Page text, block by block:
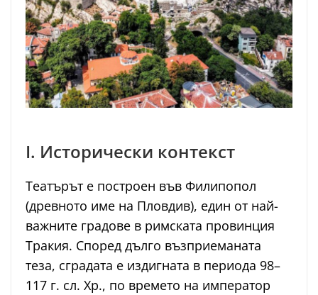
I. Исторически контекст
Театърът е построен във Филипопол
(древното име на Пловдив), един от най-
важните градове в римската провинция
Тракия. Според дълго възприеманата
теза, сградата е издигната в периода 98–
117 г. сл. Хр., по времето на император